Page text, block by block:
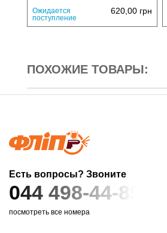
Ожидается
поступление
620,00 грн
ПОХОЖИЕ ТОВАРЫ:
Есть вопросы? Звоните
044 498-44-89
посмотреть все номера